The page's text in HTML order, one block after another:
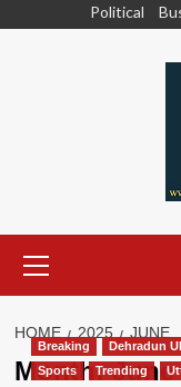
Political
Menu
HOME 2025 JUNE
Month:June
Breaking Dehradun
Sports
Trending